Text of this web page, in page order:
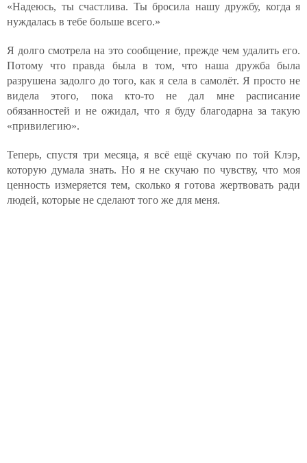
«Надеюсь, ты счастлива. Ты бросила нашу дружбу, когда я
нуждалась в тебе больше всего.»
Я долго смотрела на это сообщение, прежде чем удалить его.
Потому что правда была в том, что наша дружба была
разрушена задолго до того, как я села в самолёт. Я просто не
видела этого, пока кто-то не дал мне расписание
обязанностей и не ожидал, что я буду благодарна за такую
«привилегию».
Теперь, спустя три месяца, я всё ещё скучаю по той Клэр,
которую думала знать. Но я не скучаю по чувству, что моя
ценность измеряется тем, сколько я готова жертвовать ради
людей, которые не сделают того же для меня.